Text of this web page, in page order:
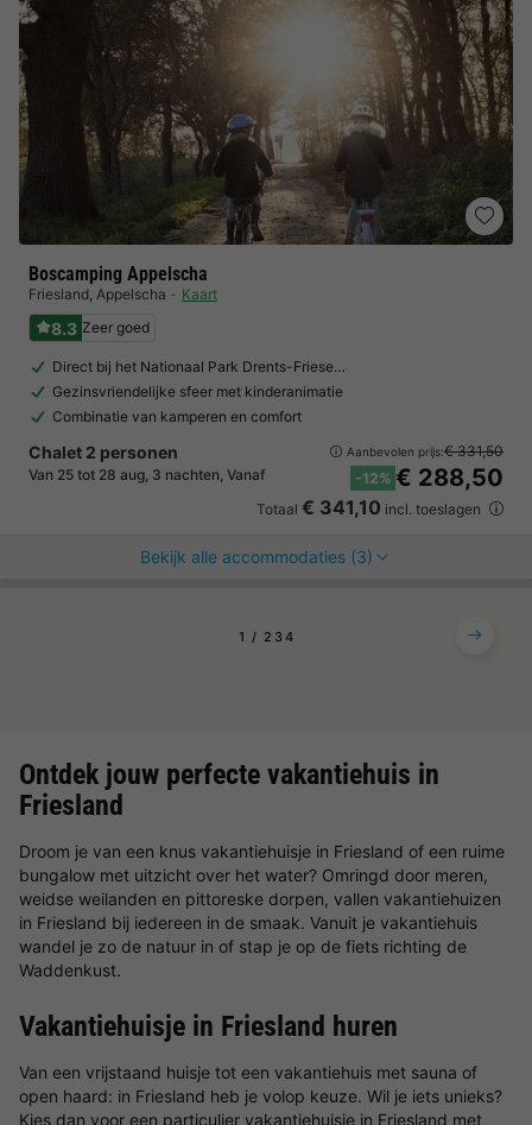
Boscamping Appelscha
Friesland, Appelscha Kaart
8.3 Zeer goed
Direct bij het Nationaal Park Drents-Friese…
Gezinsvriendelijke sfeer met kinderanimatie
Combinatie van kamperen en comfort
Chalet 2 personen
Van 25 tot 28 aug, 3 nachten, Vanaf
Aanbevolen prijs:€ 331,50
-12% € 288,50
Totaal € 341,10 incl. toeslagen
Bekijk alle accommodaties (3)
1 2 3 4
Ontdek jouw perfecte vakantiehuis in
Friesland
Droom je van een knus vakantiehuisje in Friesland of een ruime
bungalow met uitzicht over het water? Omringd door meren,
weidse weilanden en pittoreske dorpen, vallen vakantiehuizen
in Friesland bij iedereen in de smaak. Vanuit je vakantiehuis
wandel je zo de natuur in of stap je op de fiets richting de
Waddenkust.
Vakantiehuisje in Friesland huren
Van een vrijstaand huisje tot een vakantiehuis met sauna of
open haard: in Friesland heb je volop keuze. Wil je iets unieks?
Kies dan voor een particulier vakantiehuisje in Friesland met